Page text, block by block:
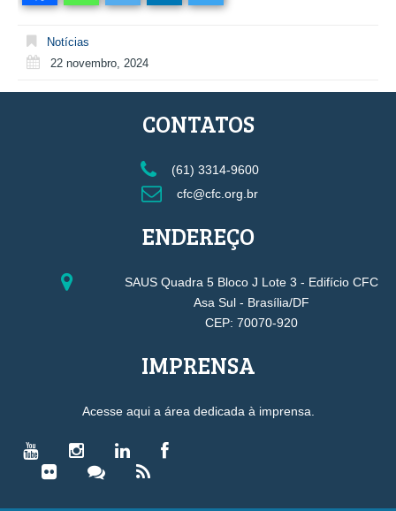
Notícias
22 novembro, 2024
CONTATOS
(61) 3314-9600
cfc@cfc.org.br
ENDEREÇO
SAUS Quadra 5 Bloco J Lote 3 - Edifício CFC
Asa Sul - Brasília/DF
CEP: 70070-920
IMPRENSA
Acesse aqui a área dedicada à imprensa.